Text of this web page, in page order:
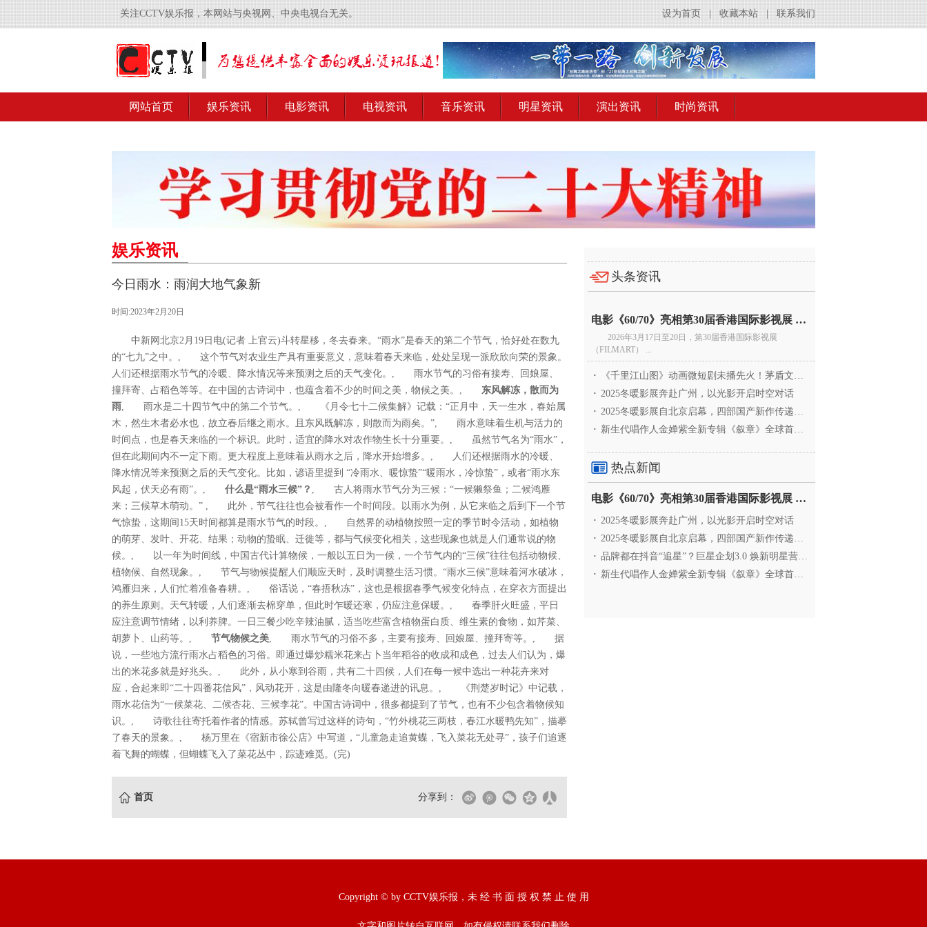
关注CCTV娱乐报，本网站与央视网、中央电视台无关。 联系我们
收藏本站
设为首页
网站首页 娱乐资讯 电影资讯 电视资讯 音乐资讯 明星资讯 演出资讯 时尚资讯
娱乐资讯
今日雨水：雨润大地气象新
时间:2023年2月20日
中新网北京2月19日电(记者 上官云)斗转星移，冬去春来。“雨水”是春天的第二个节气，恰好处在数九
的“七九”之中。, 这个节气对农业生产具有重要意义，意味着春天来临，处处呈现一派欣欣向荣的景象。
人们还根据雨水节气的冷暖、降水情况等来预测之后的天气变化。, 雨水节气的习俗有接寿、回娘屋、
撞拜寄、占稻色等等。在中国的古诗词中，也蕴含着不少的时间之美，物候之美。, 东风解冻，散而为
雨, 雨水是二十四节气中的第二个节气。, 《月令七十二候集解》记载：“正月中，天一生水，春始属
木，然生木者必水也，故立春后继之雨水。且东风既解冻，则散而为雨矣。”, 雨水意味着生机与活力的
时间点，也是春天来临的一个标识。此时，适宜的降水对农作物生长十分重要。, 虽然节气名为“雨水”，
但在此期间内不一定下雨。更大程度上意味着从雨水之后，降水开始增多。, 人们还根据雨水的冷暖、
降水情况等来预测之后的天气变化。比如，谚语里提到 “冷雨水、暖惊蛰”“暖雨水，冷惊蛰”，或者“雨水东
风起，伏天必有雨”。, 什么是“雨水三候”？ , 古人将雨水节气分为三候：“一候獭祭鱼；二候鸿雁
来；三候草木萌动。” , 此外，节气往往也会被看作一个时间段。以雨水为例，从它来临之后到下一个节
气惊蛰，这期间15天时间都算是雨水节气的时段。, 自然界的动植物按照一定的季节时令活动，如植物
的萌芽、发叶、开花、结果；动物的蛰眠、迁徙等，都与气候变化相关，这些现象也就是人们通常说的物
候。, 以一年为时间线，中国古代计算物候，一般以五日为一候，一个节气内的“三候”往往包括动物候、
植物候、自然现象。, 节气与物候提醒人们顺应天时，及时调整生活习惯。“雨水三候”意味着河水破冰，
鸿雁归来，人们忙着准备春耕。, 俗话说，“春捂秋冻”，这也是根据春季气候变化特点，在穿衣方面提出
的养生原则。天气转暖，人们逐渐去棉穿单，但此时乍暖还寒，仍应注意保暖。, 春季肝火旺盛，平日
应注意调节情绪，以利养脾。一日三餐少吃辛辣油腻，适当吃些富含植物蛋白质、维生素的食物，如芹菜、
胡萝卜、山药等。, 节气物候之美, 雨水节气的习俗不多，主要有接寿、回娘屋、撞拜寄等。, 据
说，一些地方流行雨水占稻色的习俗。即通过爆炒糯米花来占卜当年稻谷的收成和成色，过去人们认为，爆
出的米花多就是好兆头。, 此外，从小寒到谷雨，共有二十四候，人们在每一候中选出一种花卉来对
应，合起来即“二十四番花信风”，风动花开，这是由隆冬向暖春递进的讯息。, 《荆楚岁时记》中记载，
雨水花信为“一候菜花、二候杏花、三候李花”。中国古诗词中，很多都提到了节气，也有不少包含着物候知
识。, 诗歌往往寄托着作者的情感。苏轼曾写过这样的诗句，“竹外桃花三两枝，春江水暖鸭先知”，描摹
了春天的景象。, 杨万里在《宿新市徐公店》中写道，“儿童急走追黄蝶，飞入菜花无处寻”，孩子们追逐
着飞舞的蝴蝶，但蝴蝶飞入了菜花丛中，踪迹难觅。(完)
首页 分享到：
头条资讯
电影《60/70》亮相第30届香港国际影视展 冲刺戛纳备
2026年3月17日至20日，第30届香港国际影视展
（FILMART） ...
·
《千里江山图》动画微短剧未播先火！茅盾文学奖IP首
· 2025冬暖影展奔赴广州，以光影开启时空对话
· 2025冬暖影展自北京启幕，四部国产新作传递银幕温情
· 新生代唱作人金婵紫全新专辑《叙章》全球首发，颠覆
热点新闻
电影《60/70》亮相第30届香港国际影视展 冲刺戛纳备
· 2025冬暖影展奔赴广州，以光影开启时空对话
· 2025冬暖影展自北京启幕，四部国产新作传递银幕温情
· 品牌都在抖音“追星”？巨星企划3.0 焕新明星营销，让
· 新生代唱作人金婵紫全新专辑《叙章》全球首发，颠覆
Copyright © by CCTV娱乐报，未 经 书 面 授 权 禁 止 使 用